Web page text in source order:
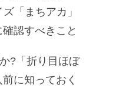
「まちアカ」
認すべきこと
?「折り目ほぼ
に知っておく